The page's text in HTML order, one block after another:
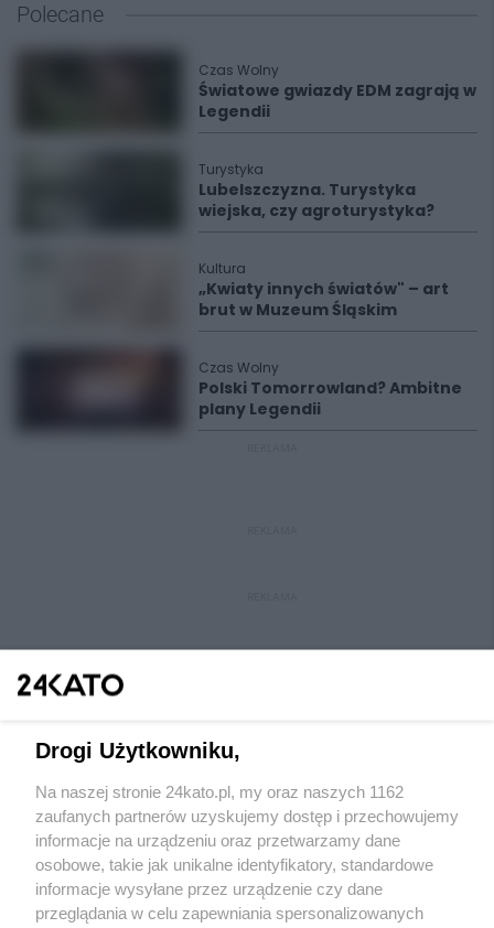
Polecane
Czas Wolny
Światowe gwiazdy EDM zagrają w
Legendii
Turystyka
Lubelszczyzna. Turystyka
wiejska, czy agroturystyka?
Kultura
„Kwiaty innych światów" – art
brut w Muzeum Śląskim
Czas Wolny
Polski Tomorrowland? Ambitne
plany Legendii
Wydawca mediów lokalnych
Drogi Użytkowniku,
Na naszej stronie 24kato.pl, my oraz naszych 1162
zaufanych partnerów uzyskujemy dostęp i przechowujemy
informacje na urządzeniu oraz przetwarzamy dane
osobowe, takie jak unikalne identyfikatory, standardowe
informacje wysyłane przez urządzenie czy dane
przeglądania w celu zapewniania spersonalizowanych